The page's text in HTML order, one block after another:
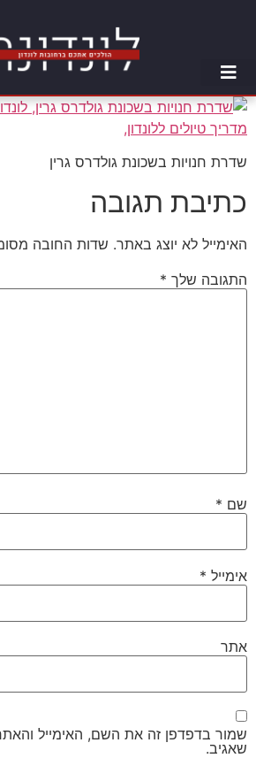
שדרת חנויות בשכונת גולדרס גרין
כתיבת תגובה
האימייל לא יוצג באתר. שדות החובה
התגובה שלך *
שם *
אימייל *
אתר
שמור בדפדפן זה את השם, האימייל
שאגיב.